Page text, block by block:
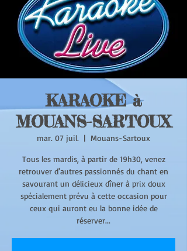
KARAOKE à
MOUANS-SARTOUX
mar. 07 juil.
  |
Mouans-Sartoux
Tous les mardis, à partir de 19h30, venez
retrouver d'autres passionnés du chant en
savourant un délicieux dîner à prix doux
spécialement prévu à cette occasion pour
ceux qui auront eu la bonne idée de
réserver...